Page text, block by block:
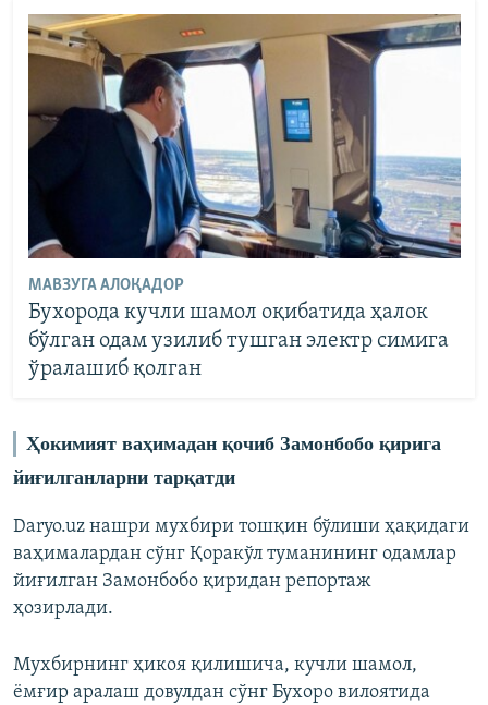
МАВЗУГА АЛОҚАДОР
Бухорода кучли шамол оқибатида ҳалок
бўлган одам узилиб тушган электр симига
ўралашиб қолган
Ҳокимият ваҳимадан қочиб Замонбобо қирига
йиғилганларни тарқатди
Daryo.uz нашри мухбири тошқин бўлиши ҳақидаги
ваҳималардан сўнг Қоракўл туманининг одамлар
йиғилган Замонбобо қиридан репортаж
ҳозирлади.
Мухбирнинг ҳикоя қилишича, кучли шамол,
ёмғир аралаш довулдан сўнг Бухоро вилоятида